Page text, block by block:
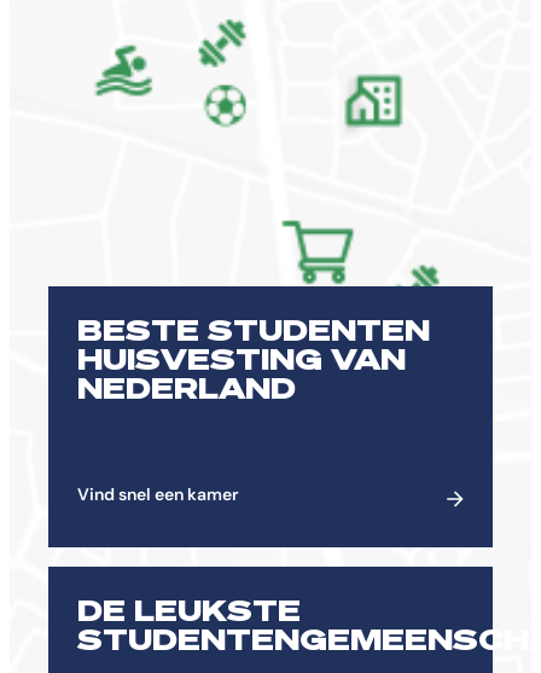
BESTE STUDENTEN
HUISVESTING VAN
NEDERLAND
Vind snel een kamer
DE LEUKSTE